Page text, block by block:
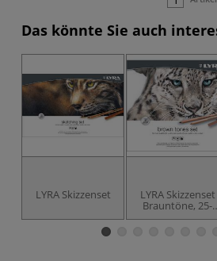
Das könnte Sie auch
LYRA Skizzenset LYRA Skizzenset
Brauntöne, 25-
teilig